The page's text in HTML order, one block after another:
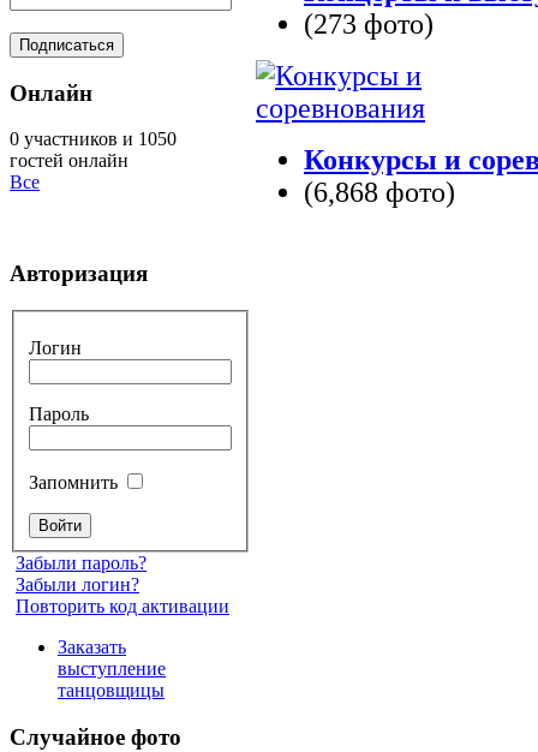
(273 фото)
Конкурсы и
(6,868 фото)
Онлайн
0 участников и 1050
гостей онлайн
Все
Авторизация
Логин
Пароль
Запомнить
Забыли пароль?
Забыли логин?
Повторить код активации
Заказать
выступление
танцовщицы
Случайное фото